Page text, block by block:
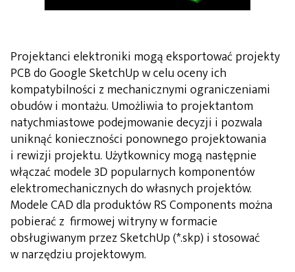
Projektanci elektroniki mogą eksportować projekty
PCB do Google SketchUp w celu oceny ich
kompatybilności z mechanicznymi ograniczeniami
obudów i montażu. Umożliwia to projektantom
natychmiastowe podejmowanie decyzji i pozwala
uniknąć konieczności ponownego projektowania
i rewizji projektu. Użytkownicy mogą następnie
włączać modele 3D popularnych komponentów
elektromechanicznych do własnych projektów.
Modele CAD dla produktów RS Components można
pobierać z firmowej witryny w formacie
obsługiwanym przez SketchUp (*.skp) i stosować
w narzędziu projektowym.